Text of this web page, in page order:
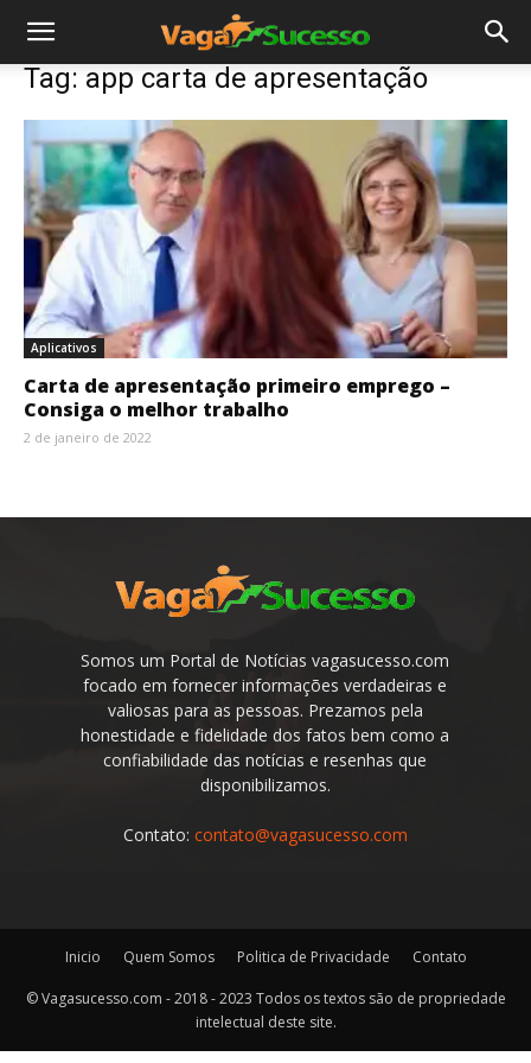
Tag: app carta de apresentação
Aplicativos
Carta de apresentação primeiro emprego –
Consiga o melhor trabalho
2 de janeiro de 2022
Somos um Portal de Notícias vagasucesso.com
focado em fornecer informações verdadeiras e
valiosas para as pessoas. Prezamos pela
honestidade e fidelidade dos fatos bem como a
confiabilidade das notícias e resenhas que
disponibilizamos.
Contato: contato@vagasucesso.com
Inicio Quem Somos Politica de Privacidade Contato
© Vagasucesso.com - 2018 - 2023 Todos os textos são de propriedade
intelectual deste site.